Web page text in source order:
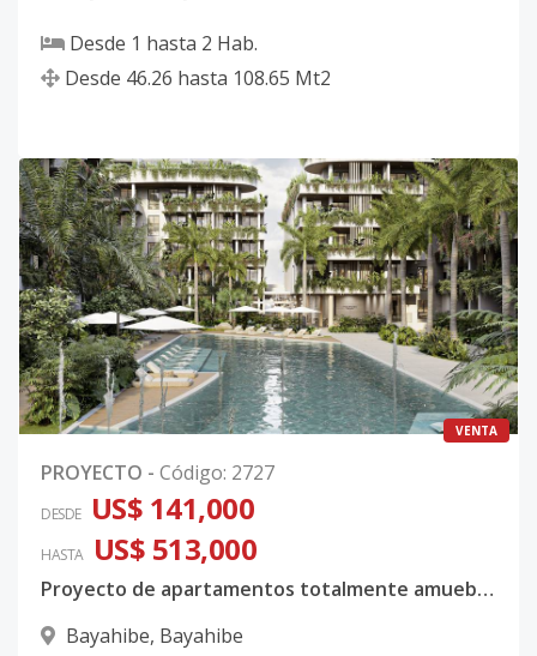
Desde 1 hasta 2 Hab.
Desde 46.26 hasta 108.65 Mt2
VENTA
PROYECTO - Código: 2727
DESDE US$ 141,000
HASTA US$ 513,000
Proyecto de apartamentos totalmente amueblados y equipados en Bayahíbe
Bayahibe, Bayahibe